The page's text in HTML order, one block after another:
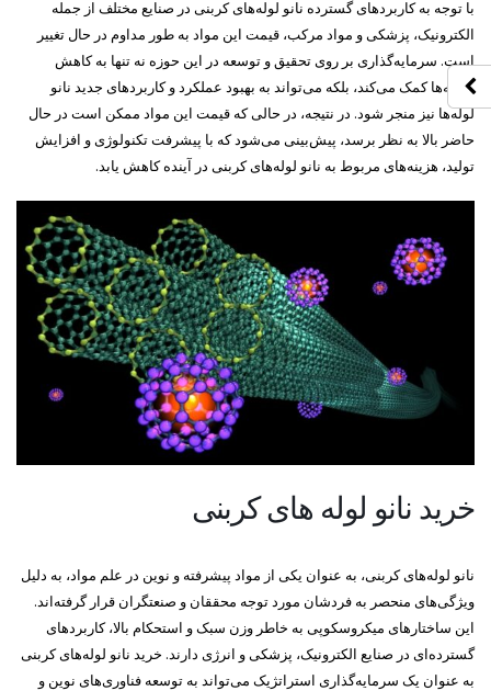
با توجه به کاربردهای گسترده نانو لوله‌های کربنی در صنایع مختلف از جمله
الکترونیک، پزشکی و مواد مرکب، قیمت این مواد به طور مداوم در حال تغییر
است. سرمایه‌گذاری بر روی تحقیق و توسعه در این حوزه نه تنها به کاهش
هزینه‌ها کمک می‌کند، بلکه می‌تواند به بهبود عملکرد و کاربردهای جدید نانو
لوله‌ها نیز منجر شود. در نتیجه، در حالی که قیمت این مواد ممکن است در حال
حاضر بالا به نظر برسد، پیش‌بینی می‌شود که با پیشرفت تکنولوژی و افزایش
تولید، هزینه‌های مربوط به نانو لوله‌های کربنی در آینده کاهش یابد.
خرید نانو لوله های کربنی
نانو لوله‌های کربنی، به عنوان یکی از مواد پیشرفته و نوین در علم مواد، به دلیل
ویژگی‌های منحصر به فردشان مورد توجه محققان و صنعتگران قرار گرفته‌اند.
این ساختارهای میکروسکوپی به خاطر وزن سبک و استحکام بالا، کاربردهای
گسترده‌ای در صنایع الکترونیک، پزشکی و انرژی دارند. خرید نانو لوله‌های کربنی
به عنوان یک سرمایه‌گذاری استراتژیک می‌تواند به توسعه فناوری‌های نوین و